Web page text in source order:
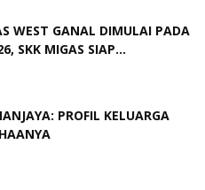
WEST GANAL DIMULAI PADA
SKK MIGAS SIAP...
PROFIL KELUARGA